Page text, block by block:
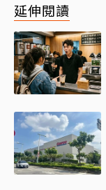
延伸閱讀